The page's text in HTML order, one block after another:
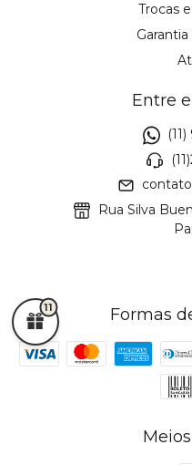
Trocas
Entre
Rua Silva
Formas
11